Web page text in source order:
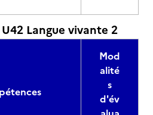
Langue vivante 2
Mod
alité
s
d'év